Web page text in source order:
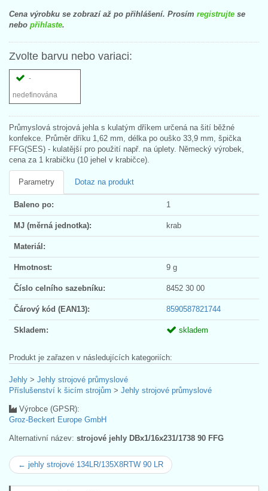
Cena výrobku se zobrazí až po přihlášení. Prosím registrujte se
nebo přihlaste.
Zvolte barvu nebo variaci:
-
nedefinována
Průmyslová strojová jehla s kulatým dříkem určená na šití běžné
konfekce. Průměr dříku 1,62 mm, délka po ouško 33,9 mm, špička
FFG(SES) - kulatější pro použití např. na úplety. Německý výrobek,
cena za 1 krabičku (10 jehel v krabičce).
Parametry Dotaz na produkt
Baleno po: 1
MJ (měrná jednotka): krab
Materiál:
Hmotnost: 9 g
Číslo celního sazebníku: 8452 30 00
Čárový kód (EAN13): 8590587821744
Skladem: skladem
Produkt je zařazen v následujících kategoriích:
Jehly > Jehly strojové průmyslové
Příslušenství k šicím strojům > Jehly strojové průmyslové
Výrobce (GPSR):
Groz-Beckert Europe GmbH
Alternativní název: strojové jehly DBx1/16x231/1738 90 FFG
← jehly strojové 134LR/135X8RTW 90 LR